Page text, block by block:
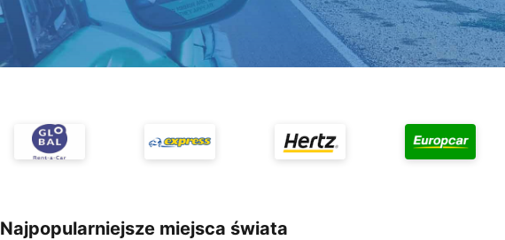
Najpopularniejsze miejsca świata